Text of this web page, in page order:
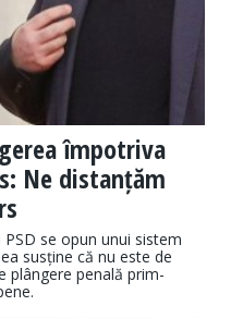
împotriva
Ne distanțăm
se opun unui sistem
susține că nu este de
plângere penală prim-